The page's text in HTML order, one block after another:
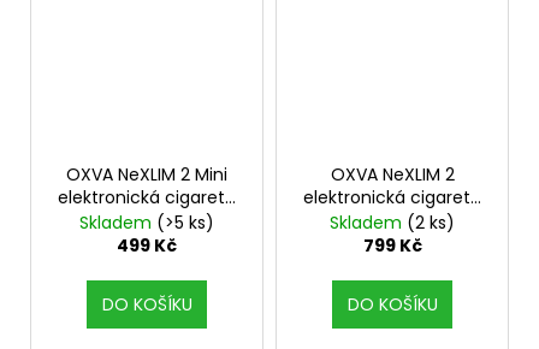
OXVA NeXLIM 2 Mini
elektronická cigareta
1500mAh Aurora Blue
Skladem (>5 ks)
499 Kč
DO KOŠÍKU
OXVA NeXLIM 2
elektronická cigareta
2000mAh Bright Brown
Leather
Skladem (2 ks)
799 Kč
DO KOŠÍKU